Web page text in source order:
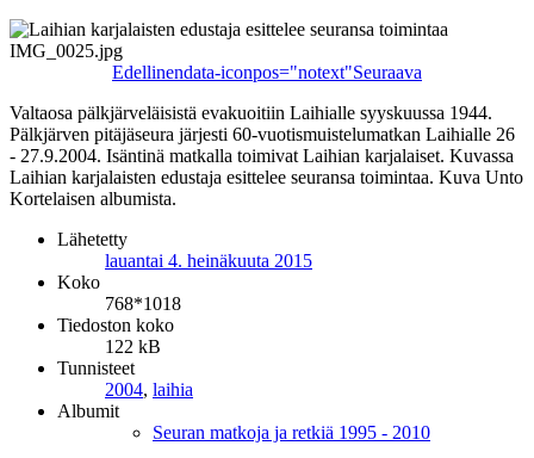
Edellinendata-iconpos="notext"Seuraava
Valtaosa pälkjärveläisistä evakuoitiin Laihialle syyskuussa 1944.
Pälkjärven pitäjäseura järjesti 60-vuotismuistelumatkan Laihialle 26
- 27.9.2004. Isäntinä matkalla toimivat Laihian karjalaiset. Kuvassa
Laihian karjalaisten edustaja esittelee seuransa toimintaa. Kuva Unto
Kortelaisen albumista.
Lähetetty
lauantai 4. heinäkuuta 2015
Koko
768*1018
Tiedoston koko
122 kB
Tunnisteet
2004, laihia
Albumit
Seuran matkoja ja retkiä 1995 - 2010